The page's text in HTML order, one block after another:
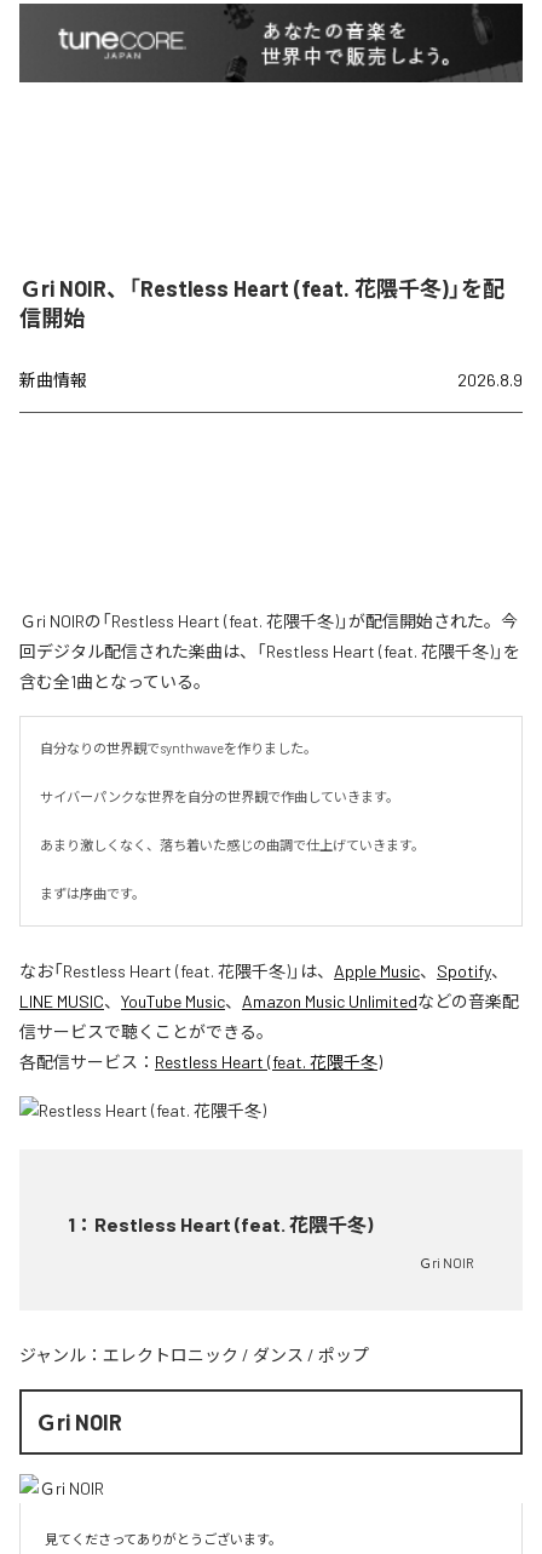
Ｇri NOIR、「Restless Heart (feat. 花隈千冬)」を配
信開始
新曲情報 2026.8.9
Ｇri NOIRの「Restless Heart (feat. 花隈千冬)」が配信開始された。今
回デジタル配信された楽曲は、「Restless Heart (feat. 花隈千冬)」を
含む全1曲となっている。
自分なりの世界観でsynthwaveを作りました。
サイバーパンクな世界を自分の世界観で作曲していきます。
あまり激しくなく、落ち着いた感じの曲調で仕上げていきます。
まずは序曲です。
なお「Restless Heart (feat. 花隈千冬)」は、 Apple Music、 Spotify、
LINE MUSIC、 YouTube Music、 Amazon Music Unlimitedなどの音楽配
信サービスで聴くことができる。
各配信サービス： Restless Heart (feat. 花隈千冬)
1 ： Restless Heart (feat. 花隈千冬)
Ｇri NOIR
ジャンル： エレクトロニック / ダンス / ポップ
Ｇri NOIR
見てくださってありがとうございます。